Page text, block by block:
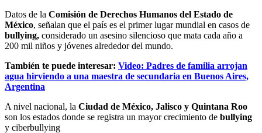
Datos de la Comisión de Derechos Humanos del Estado de
México, señalan que el país es el primer lugar mundial en casos de
bullying, considerado un asesino silencioso que mata cada año a
200 mil niños y jóvenes alrededor del mundo.
También te puede interesar: Video: Padres de familia arrojan
agua hirviendo a una maestra de secundaria en Buenos Aires,
Argentina
A nivel nacional, la Ciudad de México, Jalisco y Quintana Roo
son los estados donde se registra un mayor crecimiento de bullying
y ciberbullying